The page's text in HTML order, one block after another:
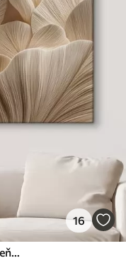
16
Reliéfne listy v teplých béžových odtieňoch